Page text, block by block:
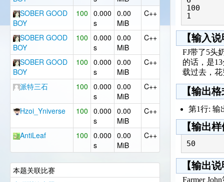
SOBER GOOD
BOY
100 0.000
s
0.00
MiB
C++
SOBER GOOD
BOY
100 0.000
s
0.00
MiB
C++
SOBER GOOD
BOY
100 0.000
s
0.00
MiB
C++
派特三石 100 0.000
s
0.00
MiB
C++
Hzoi_Yniverse 100 0.000
s
0.00
MiB
C++
AntiLeaf 100 0.000
s
0.00
MiB
C++
本题关联比赛
100
【输入
FJ带了5头
的话，是
载过去，
【输出
第1行: 输
【输出
50
【输出
Farmer